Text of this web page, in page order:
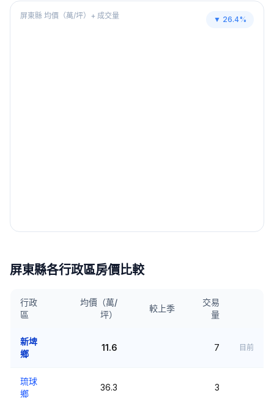
屏東縣 均價（萬/坪）+ 成交量 ▼ 26.4%
屏東縣各行政區房價比較
行政
區
均價（萬/
坪）
較上季
交易
量
新埤
鄉
11.6 7 目前
琉球
鄉
36.3 3